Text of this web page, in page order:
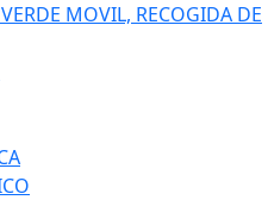
MOVIL, RECOGIDA DE